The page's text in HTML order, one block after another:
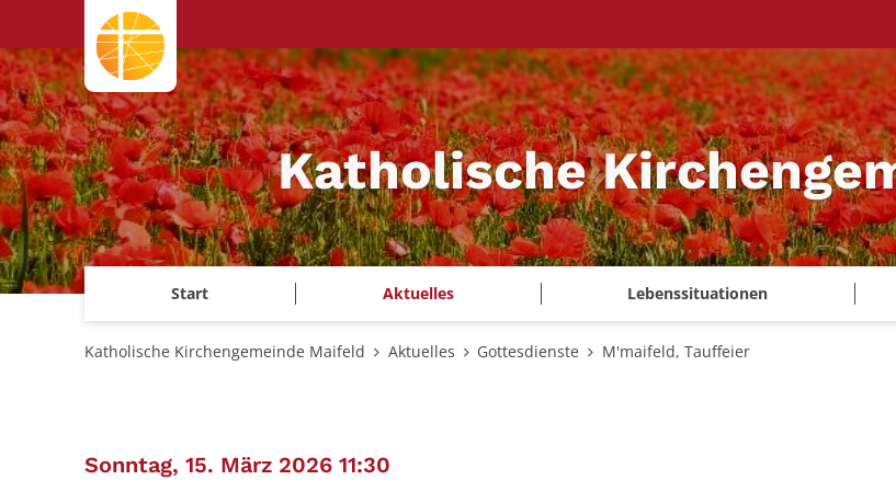
Zum Inhalt springen
Katholische
Start Aktuelles Lebenssituationen
Katholische Kirchengemeinde Maifeld Aktuelles Gottesdienste M'maifeld, Tauffeier
Sonntag, 15. März 2026 11:30